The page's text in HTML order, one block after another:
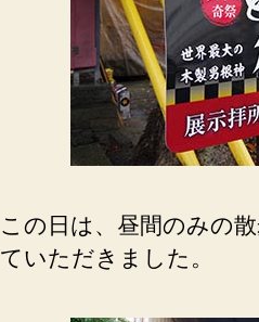
この日は、昼間のみの
ていただきました。